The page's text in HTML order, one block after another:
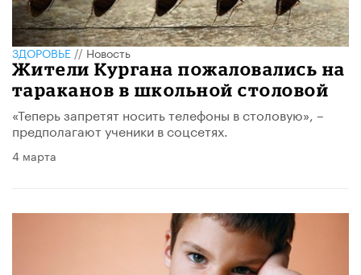
ЗДОРОВЬЕ//Новость
Жители Кургана пожаловались на
тараканов в школьной столовой
«Теперь запретят носить телефоны в столовую», –
предполагают ученики в соцсетях.
4 марта